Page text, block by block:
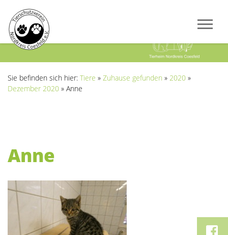
Sie befinden sich hier: Tiere » Zuhause gefunden » 2020 »
Dezember 2020 » Anne
Anne